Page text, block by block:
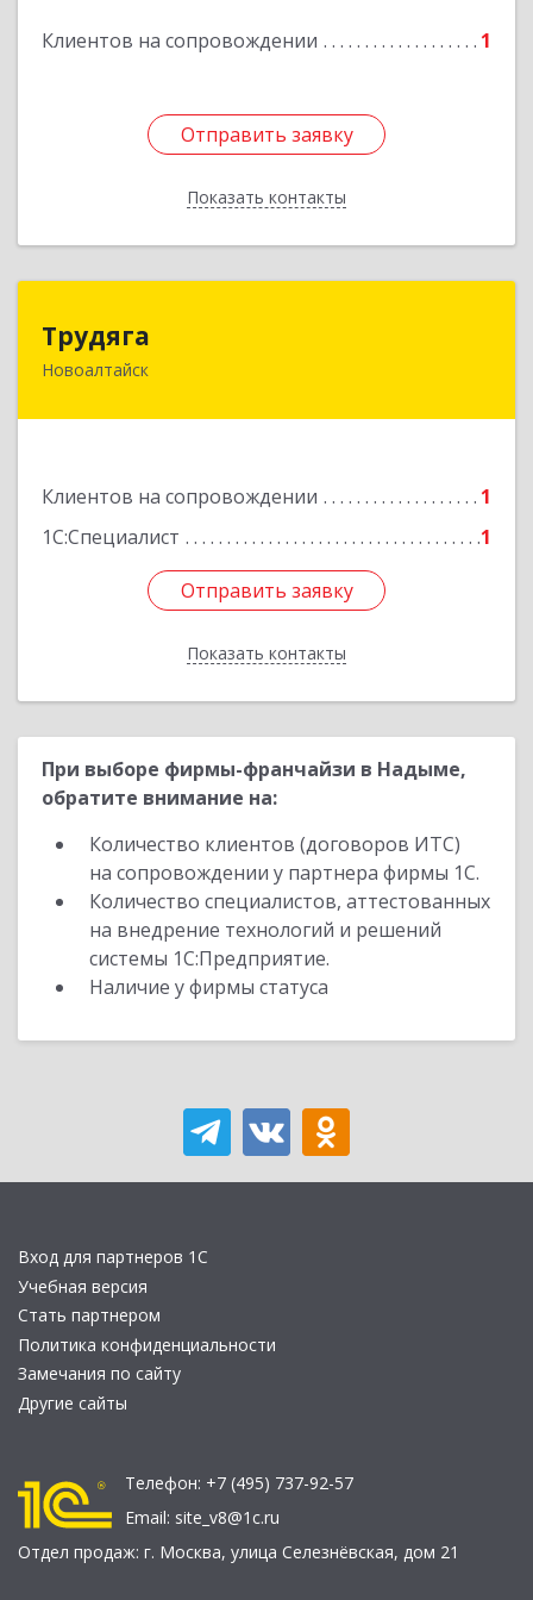
Клиентов на сопровождении 1
Отправить заявку
Показать контакты
Отправить заявку
Назад
Трудяга
Новоалтайск
Клиентов на сопровождении
1
1С:Специалист
1
Отправить заявку
Показать контакты
658080, Алтайский край, Новоалтайск г,
Отправить заявку
Назад
При выборе фирмы-франчайзи в Надыме,
обратите внимание на:
Количество клиентов (договоров ИТС)
на сопровождении у партнера фирмы 1С.
Количество специалистов, аттестованных
на внедрение технологий и решений
системы 1С:Предприятие.
Наличие у фирмы статуса
Вход для партнеров 1С
Учебная версия
Стать партнером
Политика конфиденциальности
Замечания по сайту
Другие сайты
Телефон: +7 (495) 737-92-57
Email: site_v8@1c.ru
Отдел продаж: г. Москва, улица Селезнёвская, дом 21